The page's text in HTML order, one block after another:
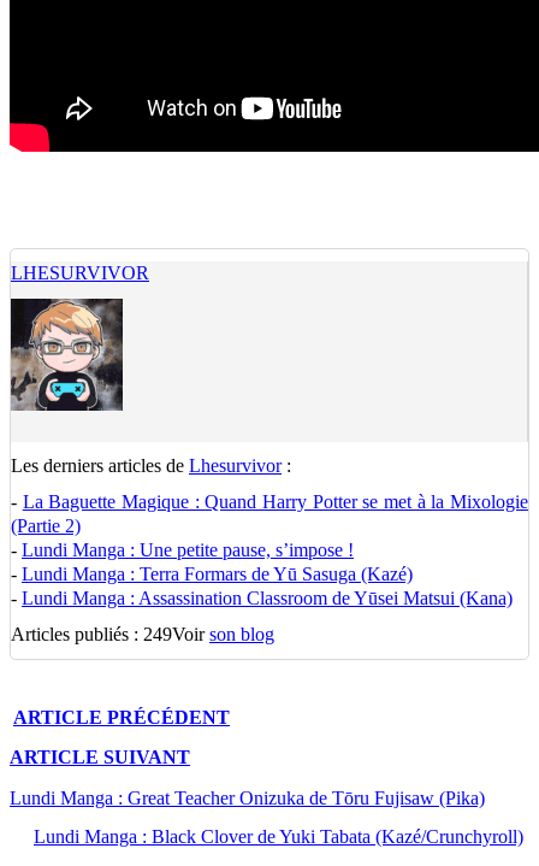
LHESURVIVOR
Les derniers articles de Lhesurvivor:
- La Baguette Magique : Quand Harry Potter se met à la Mixologie
(Partie 2)
- Lundi Manga : Une petite pause, s’impose !
- Lundi Manga : Terra Formars de Yū Sasuga (Kazé)
- Lundi Manga : Assassination Classroom de Yūsei Matsui (Kana)
Articles publiés : 249Voirson blog
ARTICLE PRÉCÉDENT
ARTICLE SUIVANT
Lundi Manga : Great Teacher Onizuka de Tōru Fujisaw (Pika)
Lundi Manga : Black Clover de Yuki Tabata (Kazé/Crunchyroll)